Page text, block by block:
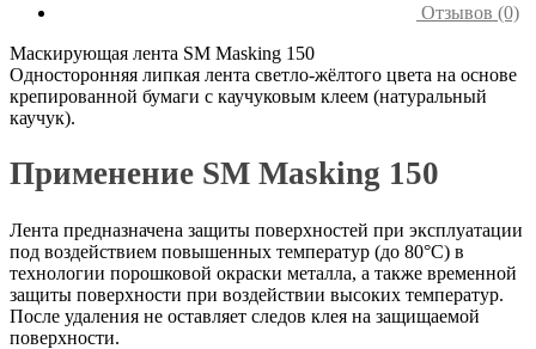
Отзывов (0)
Маскирующая лента SM Masking 150
Односторонняя липкая лента светло-жёлтого цвета на основе
крепированной бумаги с каучуковым клеем (натуральный
каучук).
Применение SM Masking 150
Лента предназначена защиты поверхностей при эксплуатации
под воздействием повышенных температур (до 80°C) в
технологии порошковой окраски металла, а также временной
защиты поверхности при воздействии высоких температур.
После удаления не оставляет следов клея на защищаемой
поверхности.